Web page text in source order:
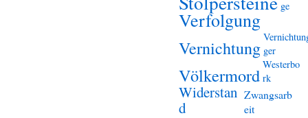
ge
Verfolgung
Vernichtung ger
Völkermord Westerbo
rk
Widerstan
d
Zwangsarb
eit